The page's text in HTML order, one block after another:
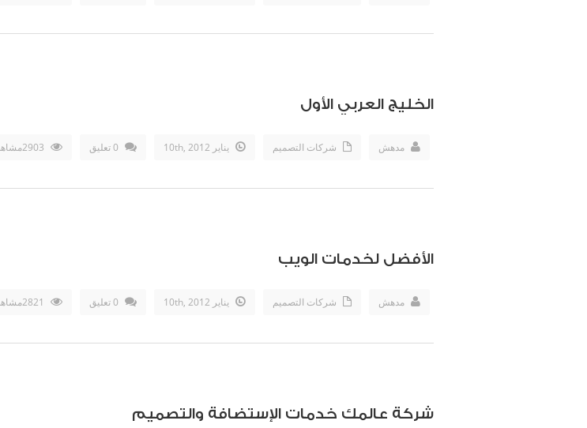
الخليج العربي الأول
مدهش شركات التصميم يناير 10th, 2012 0 تعليق
الأفضل لخدمات الويب
مدهش شركات التصميم يناير 10th, 2012 0 تعليق
شركة عالمك خدمات الإستضافة والتصميم